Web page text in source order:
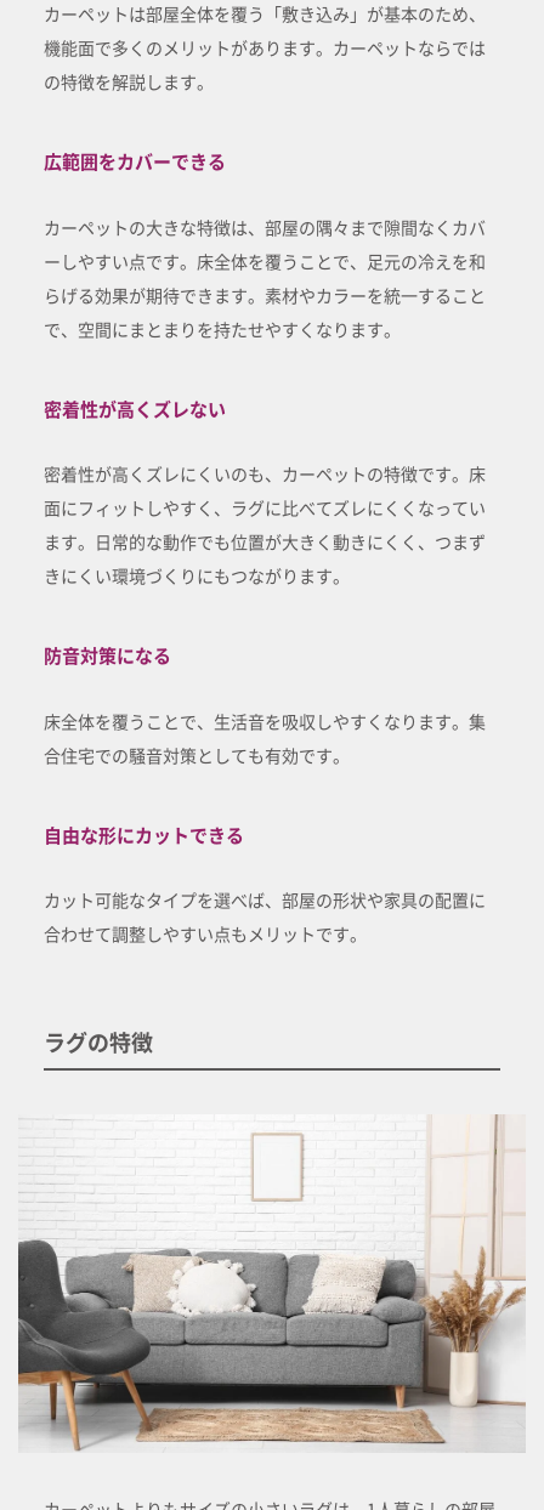
カーペットは部屋全体を覆う「敷き込み」が基本のため、
機能面で多くのメリットがあります。カーペットならでは
の特徴を解説します。
広範囲をカバーできる
カーペットの大きな特徴は、部屋の隅々まで隙間なくカバ
ーしやすい点です。床全体を覆うことで、足元の冷えを和
らげる効果が期待できます。素材やカラーを統一すること
で、空間にまとまりを持たせやすくなります。
密着性が高くズレない
密着性が高くズレにくいのも、カーペットの特徴です。床
面にフィットしやすく、ラグに比べてズレにくくなってい
ます。日常的な動作でも位置が大きく動きにくく、つまず
きにくい環境づくりにもつながります。
防音対策になる
床全体を覆うことで、生活音を吸収しやすくなります。集
合住宅での騒音対策としても有効です。
自由な形にカットできる
カット可能なタイプを選べば、部屋の形状や家具の配置に
合わせて調整しやすい点もメリットです。
ラグの特徴